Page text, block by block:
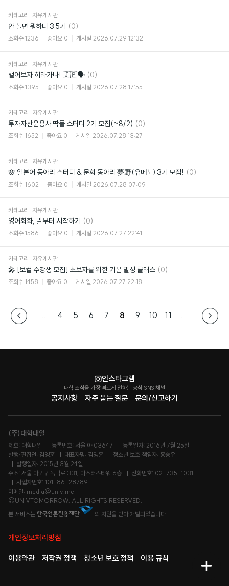
메
카테고리 자유게시판
안 놀면 뭐하니 3.5기 댓
(0)
조회수 1236 좋아요 0 게시일 2026.07.29 12:32
카테고리 자유게시판
뱉어보자 히라가나! 🇯🇵🗣️ 댓
글
(0)
조회수 1395 좋아요 0 게시일 2026.07.28 17:55
카테고리 자유게시판
투자자산운용사 딱풀 스터디 2기 모집(~8/2) 댓
글
(0)
조회수 1652 좋아요 0 게시일 2026.07.28 13:27
카테고리 자유게시판
🌸 일본어 동아리 스터디 & 문화 동아리 夢野(유메노) 3기 모집! 댓
(0)
조회수 1602 좋아요 0 게시일 2026.07.28 07:09
카테고리 자유게시판
영어회화, 말부터 시작하기 댓
글
(0)
조회수 1586 좋아요 0 게시일 2026.07.27 22:41
카테고리 자유게시판
🎤 [보컬 수강생 모집] 초보자를 위한 기본 발성 클래스 댓
(0)
조회수 1458 좋아요 0 게시일 2026.07.27 22:18
... 4 5 6 7 8 9 10 11 ...
공지사항 자주 묻는 질문 문의/신고하기
인스타그램
대학 소식을 가장 빠르게 전하는 공식 SNS 채널
(주)대학내일
제호: 대학내일 등록번호: 서울 아 03647
등록일자: 2016년 7월 25일
발행·편집인: 김영훈
대표자명: 김영훈
청소년 보호 책임자: 홍승우
발행일자: 2015년 3월 24일
주소: 서울 마포구 독막로 331, 마스터즈타워 6층
전화번호: 02-735-1031
사업자번호: 101-86-28789
이메일: media@univ.me
©UNIVTOMORROW. ALL RIGHTS RESERVED.
본 서비스는
의 지원을 받아 개발되었습니다.
개인정보처리방침
이용약관 저작권 정책 청소년 보호 정책 이용 규칙